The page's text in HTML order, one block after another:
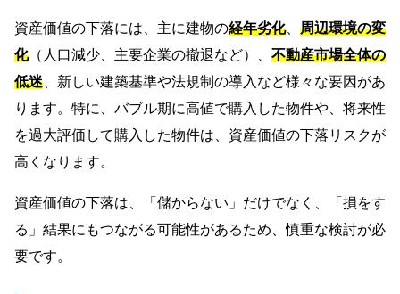
資産価値の下落には、主に建物の経年劣化、 周辺環境の変
化（人口減少、主要企業の撤退など）、 不動産市場全体の
低迷 、新しい建築基準や法規制の導入など様々な要因があ
ります。特に、バブル期に高値で購入した物件や、将来性
を過大評価して購入した物件は、資産価値の下落リスクが
高くなります。
資産価値の下落は、「儲からない」だけでなく、「損をす
る」結果にもつながる可能性があるため、慎重な検討が必
要です。